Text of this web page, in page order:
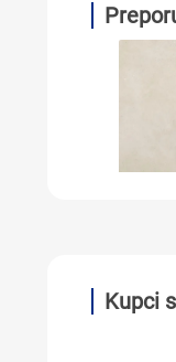
Kupci